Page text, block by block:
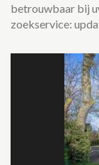
betrouwbaar bij
zoekservice: